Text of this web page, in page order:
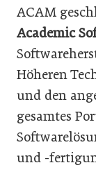
ACAM
Academic
Höheren
und den
gesamtes
und -